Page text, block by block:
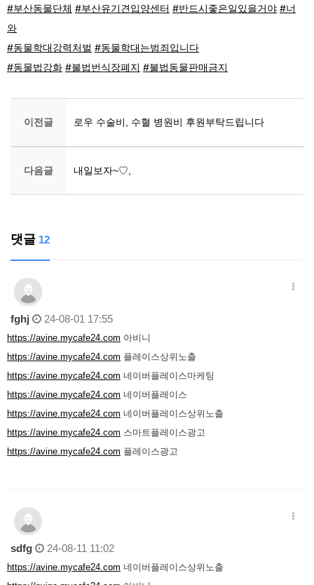
#부산동물단체 #부산유기견입양센터 #반드시좋은일있을거야 #너
와
#동물학대강력처벌 #동물학대는범죄입니다
#동물법강화 #불법번식장폐지 #불법동물판매금지
이전글 로우 수술비, 수혈 병원비 후원부탁드립니다
다음글 내일보자~♡,
댓글 12
fghj 24-08-01 17:55
https://avine.mycafe24.com 아비니
https://avine.mycafe24.com 플레이스상위노출
https://avine.mycafe24.com 네이버플레이스마케팅
https://avine.mycafe24.com 네이버플레이스
https://avine.mycafe24.com 네이버플레이스상위노출
https://avine.mycafe24.com 스마트플레이스광고
https://avine.mycafe24.com 플레이스광고
sdfg 24-08-11 11:02
https://avine.mycafe24.com 네이버플레이스상위노출